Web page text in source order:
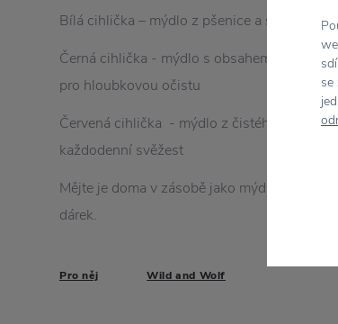
Bílá cihlička – mýdlo z pšenice a
Černá cihlička - mýdlo s obsahem
pro hloubkovou očistu
Červená cihlička - mýdlo z čistého
každodenní svěžest
Mějte je doma v zásobě jako mýdlo pro
dárek.
Pro něj Wild and Wolf
se